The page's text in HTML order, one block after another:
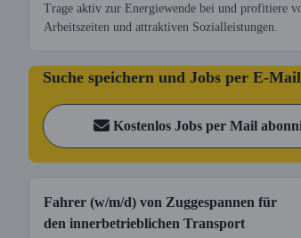
Trage aktiv zur Energiewende bei und profitiere
Arbeitszeiten und attraktiven Sozialleistungen.
Suche speichern und Jobs per E-
Kostenlos Jobs per Mail
Fahrer (w/m/d) von Zuggespannen für
den innerbetrieblichen Transport